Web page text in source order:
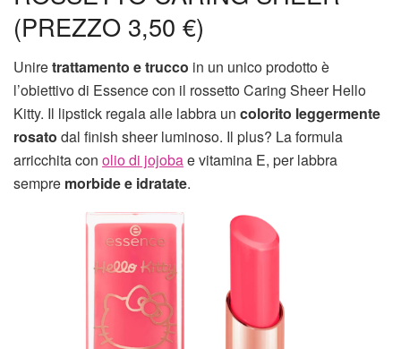
(PREZZO 3,50 €)
Uniretrattamento e trucco in un unico prodotto è
l’obiettivo di Essence con il rossetto Caring Sheer Hello
Kitty. Il lipstick regala alle labbra un colorito leggermente
rosato dal finish sheer luminoso. Il plus? La formula
arricchita con olio di jojobae vitamina E, per labbra
sempre morbide e idratate.